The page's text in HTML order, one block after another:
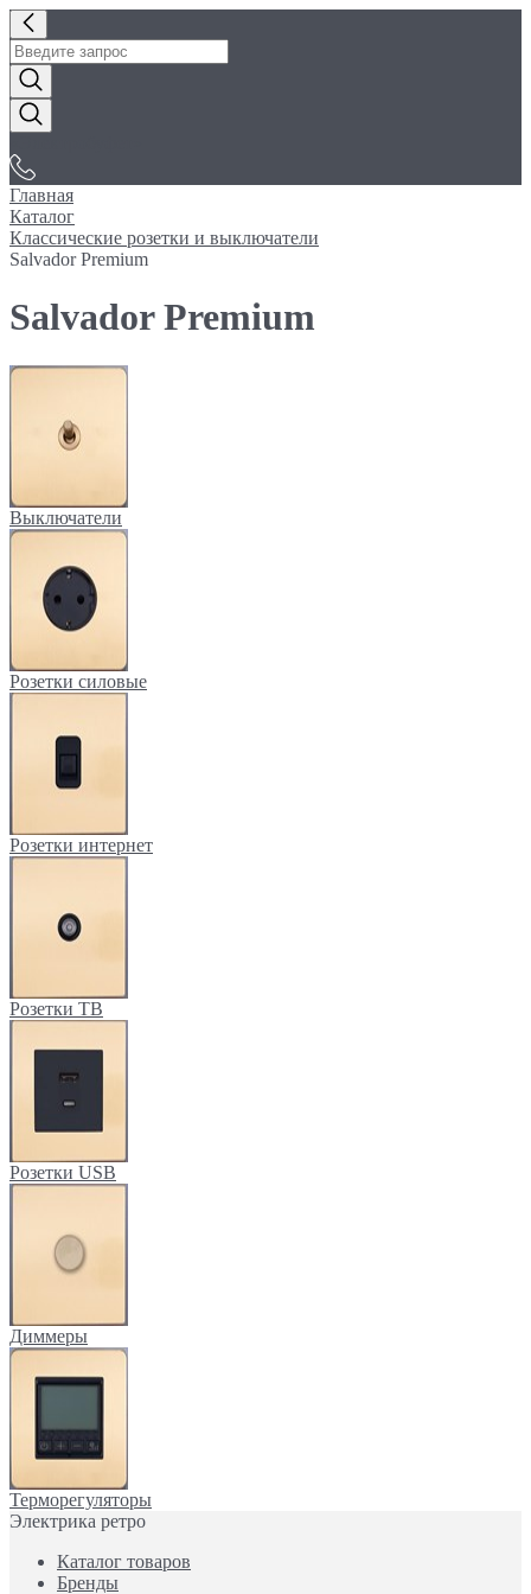
Главная
Каталог
Классические розетки и выключатели
Salvador Premium
Salvador Premium
Выключатели
Розетки силовые
Розетки интернет
Розетки ТВ
Розетки USB
Диммеры
Терморегуляторы
Электрика ретро
Каталог товаров
Бренды